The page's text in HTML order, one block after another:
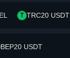
T TRC20 USDT
BEP20 USDT